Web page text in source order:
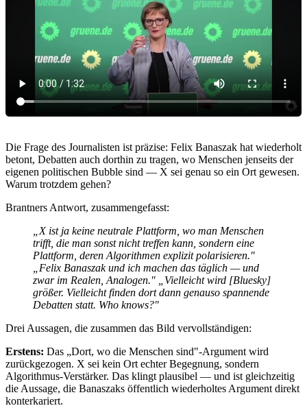
Die Frage des Journalisten ist präzise: Felix Banaszak hat wiederholt
betont, Debatten auch dorthin zu tragen, wo Menschen jenseits der
eigenen politischen Bubble sind — X sei genau so ein Ort gewesen.
Warum trotzdem gehen?
Brantners Antwort, zusammengefasst:
„X ist ja keine neutrale Plattform, wo man Menschen
trifft, die man sonst nicht treffen kann, sondern eine
Plattform, deren Algorithmen explizit polarisieren."
„Felix Banaszak und ich machen das täglich — und
zwar im Realen, Analogen."
„Vielleicht wird [Bluesky]
größer. Vielleicht finden dort dann genauso spannende
Debatten statt. Who knows?"
Drei Aussagen, die zusammen das Bild vervollständigen:
Erstens: Das „Dort, wo die Menschen sind"-Argument wird
zurückgezogen. X sei kein Ort echter Begegnung, sondern
Algorithmus-Verstärker. Das klingt plausibel — und ist gleichzeitig
die Aussage, die Banaszaks öffentlich wiederholtes Argument direkt
konterkariert.